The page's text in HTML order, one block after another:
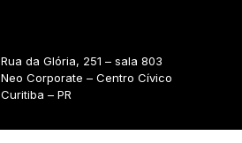
Rua da Glória, 251 – sala 803
Neo Corporate – Centro Cívico
Curitiba – PR